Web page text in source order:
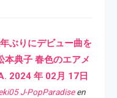
年ぶりにデビュー曲を
本典子 春色のエアメ
2024 年 02月 17日
J-PopParadiseen